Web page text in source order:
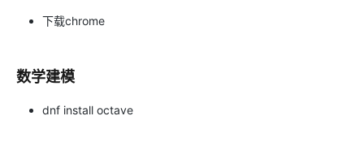
下载chrome
数学建模
dnf install octave